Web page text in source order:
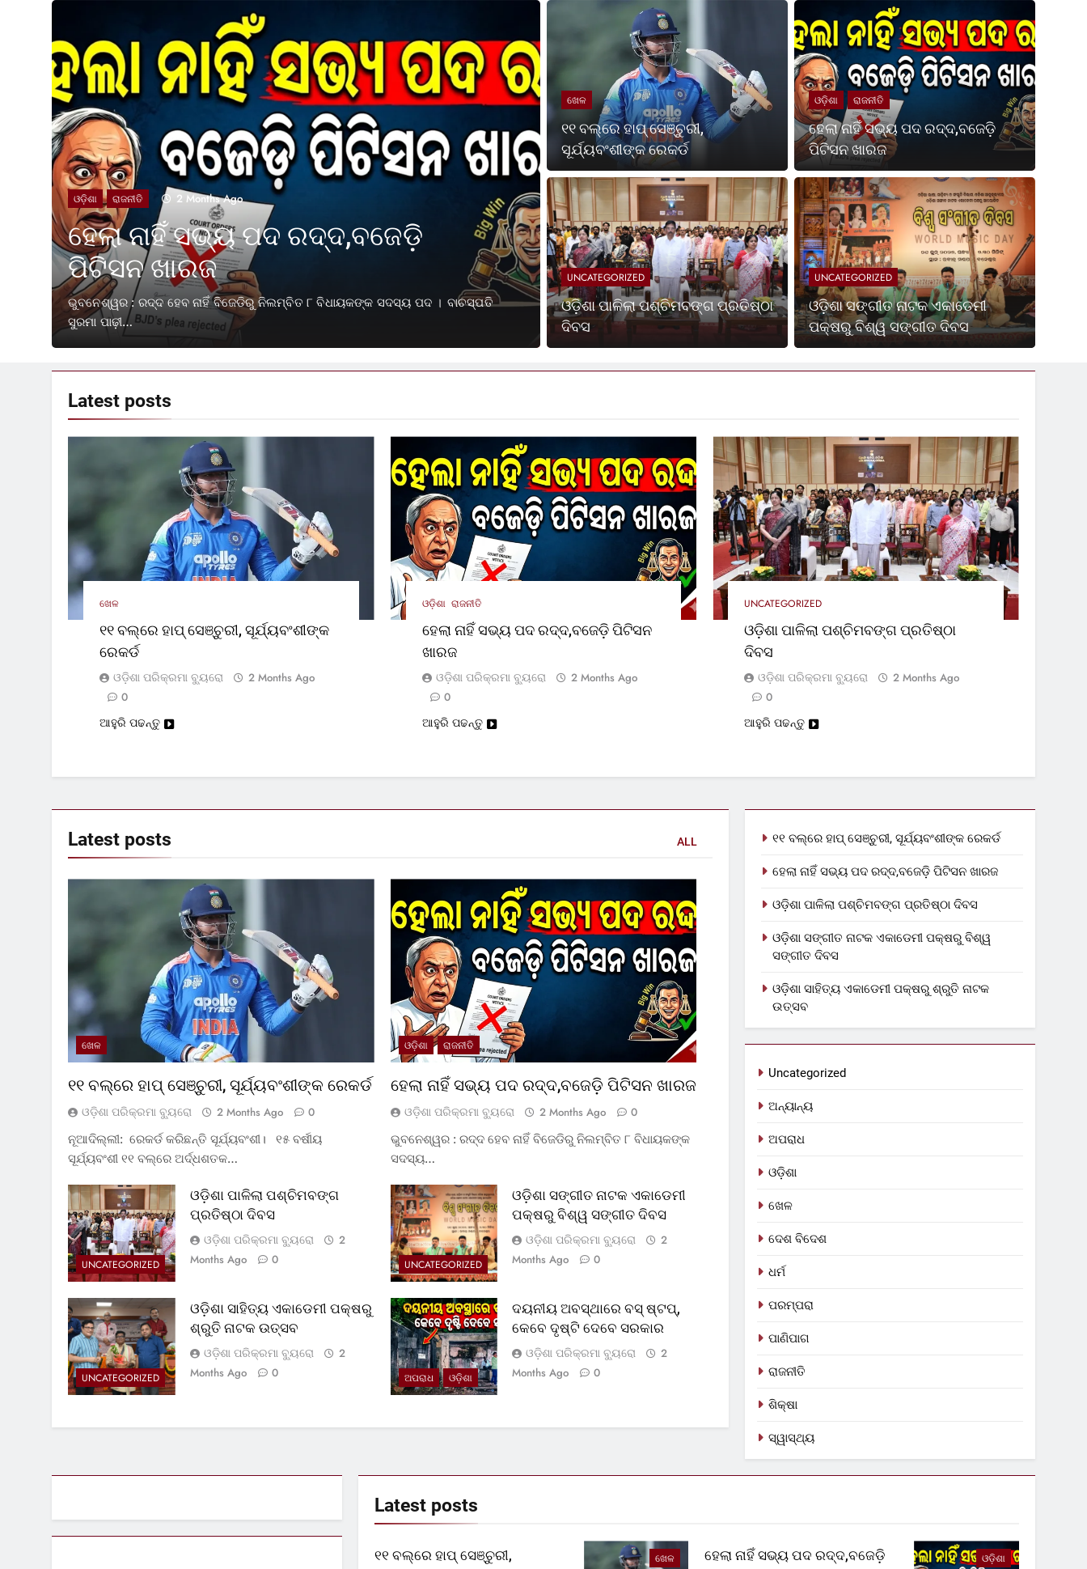
2 Months Ago
ସଭ୍ୟ ପଦ ରଦ୍ଦ,ବଜେଡ଼ି
ହେବ ନାହିଁ ବିଜେଡିରୁ ନିଲମ୍ବିତ ୮ ବିଧାୟକଙ୍କ ସଦସ୍ୟ ପଦ । ବାଚସ୍ପତି
UNCATEGORIZED 2 Months Ago
ଓଡ଼ିଶା ପାଳିଲା ପଶ୍ଚିମବଙ୍ଗ ପ୍ରତିଷ୍ଠା
ଭୁବନେଶ୍ୱର: ଏକତା ମଧ୍ୟରେ ବିବିଧତା ହେଉଛି ଭାରତର ସର୍ବଶ୍ରେଷ୍ଠ ଶକ୍ତି ଏବଂ ସ୍ଥିରତା ଓ
ପ୍ରଗତିର ମଜବୁତ୍ ଭିତ୍ତି ବୋଲି…
UNCATEGORIZED 2 Months Ago
ଓଡ଼ିଶା ସଙ୍ଗୀତ
ପକ୍ଷରୁ ବିଶ୍ୱ
ଭୁବନେଶ୍ୱର : ଓଡ଼ିଆ ଭାଷା, ସାହିତ୍ୟ
ଏକାଡେମୀ ପକ୍ଷରୁ ରବିବାର…
ଖେଳ
୧୧ ବଲ୍‌ରେ ହାପ୍ ସେଞ୍ଚୁରୀ,
ସୂର୍ଯ୍ୟବଂଶୀଙ୍କ ରେକର୍ଡ
ଓଡ଼ିଶା ରାଜନୀତି
ହେଲା ନାହିଁ ସଭ୍ୟ ପଦ ରଦ୍ଦ,ବଜେଡ଼ି
ପିଟିସନ ଖାରଜ
UNCATEGORIZED
ଓଡ଼ିଶା ପାଳିଲା ପଶ୍ଚିମବଙ୍ଗ ପ୍ରତିଷ୍ଠା
ଦିବସ
UNCATEGORIZED
ଓଡ଼ିଶା ସଙ୍ଗୀତ ନାଟକ ଏକାଡେମୀ
ପକ୍ଷରୁ ବିଶ୍ୱ ସଙ୍ଗୀତ ଦିବସ
Latest posts
ଖେଳ
୧୧ ବଲ୍‌ରେ ହାପ୍ ସେଞ୍ଚୁରୀ, ସୂର୍ଯ୍ୟବଂଶୀଙ୍କ
ରେକର୍ଡ
ଓଡ଼ିଶା ପରିକ୍ରମା ବ୍ୟୁରୋ
2 Months Ago
0
ଆହୁରି ପଢନ୍ତୁ
ଓଡ଼ିଶା ରାଜନୀତି
ହେଲା ନାହିଁ ସଭ୍ୟ ପଦ ରଦ୍ଦ,ବଜେଡ଼ି ପିଟିସନ
ଖାରଜ
ଓଡ଼ିଶା ପରିକ୍ରମା ବ୍ୟୁରୋ
2 Months Ago
0
ଆହୁରି ପଢନ୍ତୁ
UNCATEGORIZED
ଓଡ଼ିଶା ପାଳିଲା ପଶ୍ଚିମବଙ୍ଗ ପ୍ରତିଷ୍ଠା
ଦିବସ
ଓଡ଼ିଶା ପରିକ୍ରମା ବ୍ୟୁରୋ
2 Months Ago
0
ଆହୁରି ପଢନ୍ତୁ
Latest posts ALL
ଖେଳ
୧୧ ବଲ୍‌ରେ ହାପ୍ ସେଞ୍ଚୁରୀ, ସୂର୍ଯ୍ୟବଂଶୀଙ୍କ ରେକର୍ଡ
ଓଡ଼ିଶା ପରିକ୍ରମା ବ୍ୟୁରୋ 2 Months Ago
0
ନୂଆଦିଲ୍ଲୀ: ରେକର୍ଡ କରିଛନ୍ତି ସୂର୍ଯ୍ୟବଂଶୀ। ୧୫ ବର୍ଷୀୟ
ସୂର୍ଯ୍ୟବଂଶୀ ୧୧ ବଲ୍‌ରେ ଅର୍ଦ୍ଧଶତକ…
ଓଡ଼ିଶା ରାଜନୀତି
ହେଲା ନାହିଁ ସଭ୍ୟ ପଦ ରଦ୍ଦ,ବଜେଡ଼ି ପିଟିସନ ଖାରଜ
ଓଡ଼ିଶା ପରିକ୍ରମା ବ୍ୟୁରୋ 2 Months Ago
0
ଭୁବନେଶ୍ୱର : ରଦ୍ଦ ହେବ ନାହିଁ ବିଜେଡିରୁ ନିଲମ୍ବିତ ୮ ବିଧାୟକଙ୍କ
ସଦସ୍ୟ…
UNCATEGORIZED
ଓଡ଼ିଶା ପାଳିଲା ପଶ୍ଚିମବଙ୍ଗ
ପ୍ରତିଷ୍ଠା ଦିବସ
ଓଡ଼ିଶା ପରିକ୍ରମା ବ୍ୟୁରୋ
2
Months Ago
0 UNCATEGORIZED
ଓଡ଼ିଶା ସଙ୍ଗୀତ ନାଟକ ଏକାଡେମୀ
ପକ୍ଷରୁ ବିଶ୍ୱ ସଙ୍ଗୀତ ଦିବସ
ଓଡ଼ିଶା ପରିକ୍ରମା ବ୍ୟୁରୋ
2
Months Ago
0
UNCATEGORIZED
ଓଡ଼ିଶା ସାହିତ୍ୟ ଏକାଡେମୀ ପକ୍ଷରୁ
ଶ୍ରୁତି ନାଟକ ଉତ୍ସବ
ଓଡ଼ିଶା ପରିକ୍ରମା ବ୍ୟୁରୋ
2
Months Ago
0 ଅପରାଧ ଓଡ଼ିଶା
ଦୟନୀୟ ଅବସ୍ଥାରେ ବସ୍‌ ଷ୍ଟପ୍‌,
କେବେ ଦୃଷ୍ଟି ଦେବେ ସରକାର
ଓଡ଼ିଶା ପରିକ୍ରମା ବ୍ୟୁରୋ
2
Months Ago
0
୧୧ ବଲ୍‌ରେ ହାପ୍ ସେଞ୍ଚୁରୀ, ସୂର୍ଯ୍ୟବଂଶୀଙ୍କ ରେକର୍ଡ
ହେଲା ନାହିଁ ସଭ୍ୟ ପଦ ରଦ୍ଦ,ବଜେଡ଼ି ପିଟିସନ ଖାରଜ
ଓଡ଼ିଶା ପାଳିଲା ପଶ୍ଚିମବଙ୍ଗ ପ୍ରତିଷ୍ଠା ଦିବସ
ଓଡ଼ିଶା ସଙ୍ଗୀତ ନାଟକ ଏକାଡେମୀ ପକ୍ଷରୁ ବିଶ୍ୱ
ସଙ୍ଗୀତ ଦିବସ
ଓଡ଼ିଶା ସାହିତ୍ୟ ଏକାଡେମୀ ପକ୍ଷରୁ ଶ୍ରୁତି ନାଟକ
ଉତ୍ସବ
Uncategorized
ଅନ୍ୟାନ୍ୟ
ଅପରାଧ
ଓଡ଼ିଶା
ଖେଳ
ଦେଶ ବିଦେଶ
ଧର୍ମ
ପରମ୍ପରା
ପାଣିପାଗ
ରାଜନୀତି
ଶିକ୍ଷା
ସ୍ୱାସ୍ଥ୍ୟ
Latest posts
ଖେଳ
୧୧ ବଲ୍‌ରେ ହାପ୍ ସେଞ୍ଚୁରୀ,
ଓଡ଼ିଶା
ହେଲା ନାହିଁ ସଭ୍ୟ ପଦ ରଦ୍ଦ,ବଜେଡ଼ି